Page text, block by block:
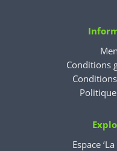
Conditions
Espace